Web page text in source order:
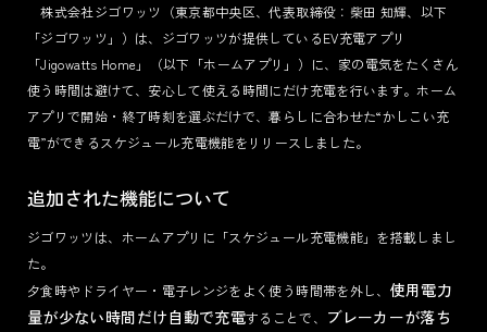
TERMS
PRIVACY POLICY
LEGAL
株式会社ジゴワッツ（東京都中央区、代表取締役：柴田 知輝、以下
「ジゴワッツ」）は、ジゴワッツが提供しているEV充電アプリ
「Jigowatts Home」（以下「ホームアプリ」）に、家の電気をたくさん
使う時間は避けて、安心して使える時間にだけ充電を行います。ホーム
アプリで開始・終了時刻を選ぶだけで、暮らしに合わせた“かしこい充
電”ができるスケジュール充電機能をリリースしました。
追加された機能について
ジゴワッツは、ホームアプリに「スケジュール充電機能」を搭載しまし
た。
夕食時やドライヤー・電子レンジをよく使う時間帯を外し、 使用電力
量が少ない時間だけ自動で充電することで、
ブレーカーが落ち